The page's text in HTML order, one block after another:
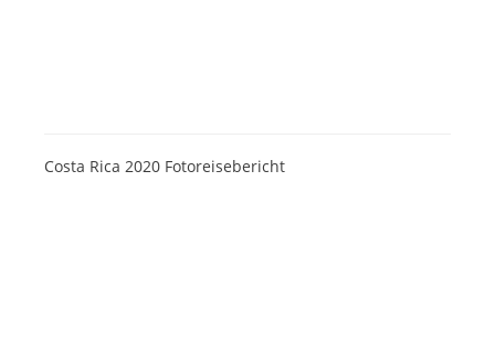
Costa Rica 2020 Fotoreisebericht